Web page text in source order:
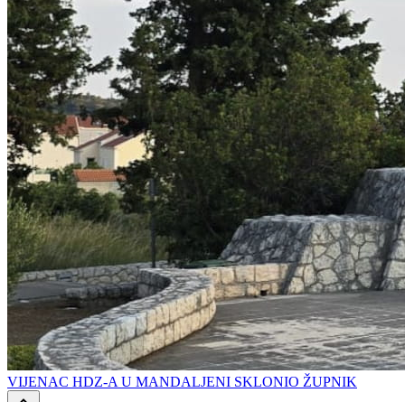
VIJENAC HDZ-A U MANDALJENI SKLONIO ŽUPNIK